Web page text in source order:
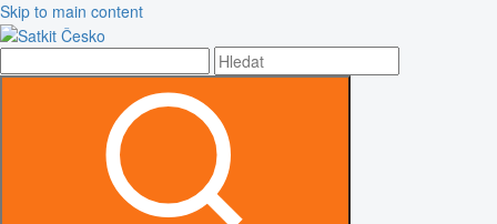
Skip to main content